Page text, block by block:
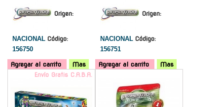
Origen:
NACIONAL Código:
156750
Agregar al carrito Mas
Origen:
NACIONAL Código:
156751
Agregar al carrito
Mas
Envío Gratis C.A.B.A.